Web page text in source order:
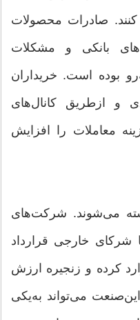
صادرات محصولات
بانکی و مشکلات
بوده است. خریداران
و ازطریق کانال‌های
معاملات را افزایش
می‌شوند. شرکت‌های
شرکای خارجی قرارداد
کرده و زنجیره ارزش
می‌تواند به‌یکی